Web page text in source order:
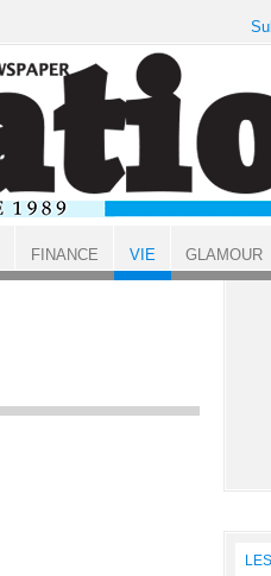
FINANCE VIE GLAMOUR